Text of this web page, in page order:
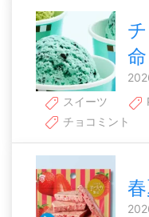
命
スイーツ
チョコミント